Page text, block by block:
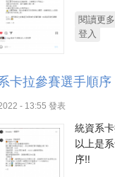
閱讀更多
登入
卡拉參賽選手順序
- 13:55 發表
統資系
以上是
序‼️